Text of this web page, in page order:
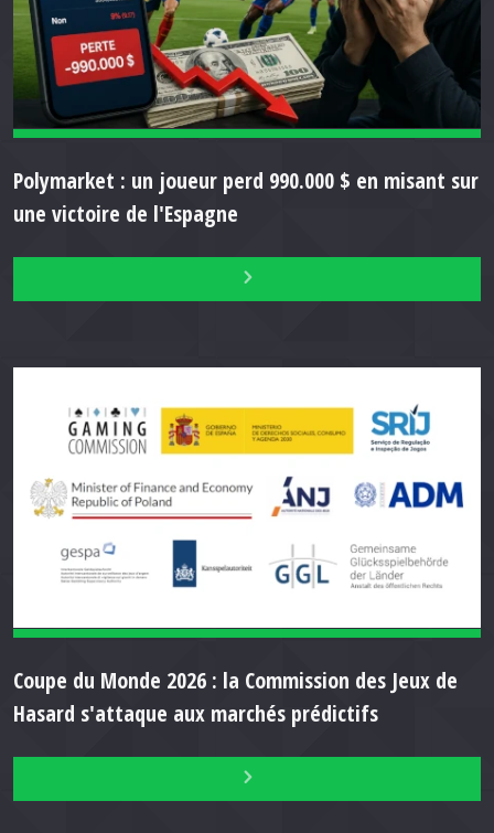
Polymarket : un joueur perd 990.000 $ en misant sur
une victoire de l'Espagne
Coupe du Monde 2026 : la Commission des Jeux de
Hasard s'attaque aux marchés prédictifs